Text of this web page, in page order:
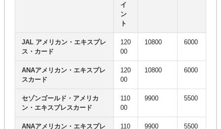
イ
ン
ト
JAL アメリカン・エキスプレ
ス・カード
120
00
10800 6000
ANAアメリカン・エキスプレ
スカード
120
00
10800 6000
セゾンゴールド・アメリカ
ン・エキスプレスカード
110
00
9900 5500
ANAアメリカン・エキスプレ
110
9900 5500